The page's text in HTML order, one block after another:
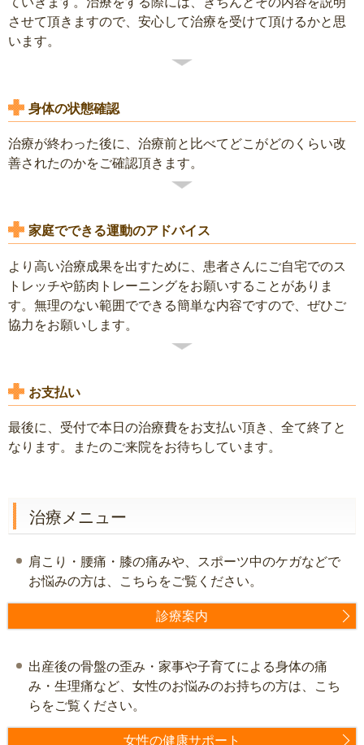
させて頂きますので、安心して治療を受けて頂けるかと思
います。
身体の状態確認
治療が終わった後に、治療前と比べてどこがどのくらい改
善されたのかをご確認頂きます。
家庭でできる運動のアドバイス
より高い治療成果を出すために、患者さんにご自宅でのス
トレッチや筋肉トレーニングをお願いすることがありま
す。無理のない範囲でできる簡単な内容ですので、ぜひご
協力をお願いします。
お支払い
最後に、受付で本日の治療費をお支払い頂き、全て終了と
なります。またのご来院をお待ちしています。
治療メニュー
肩こり・腰痛・膝の痛みや、スポーツ中のケガなどで
お悩みの方は、こちらをご覧ください。
診療案内
出産後の骨盤の歪み・家事や子育てによる身体の痛
み・生理痛など、女性のお悩みのお持ちの方は、こち
らをご覧ください。
女性の健康サポート